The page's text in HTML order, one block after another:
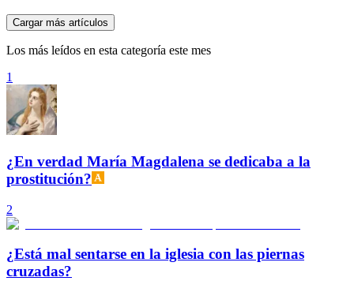
Cargar más artículos
Los más leídos en esta categoría este mes
1
¿En verdad María Magdalena se dedicaba a la
prostitución?
2
¿Está mal sentarse en la iglesia con las piernas
cruzadas?